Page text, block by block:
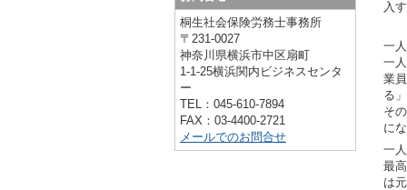
入
一
一
業
る
そ
に
一
最
は
桐生社会保険労務士事務所
〒231-0027
神奈川県横浜市中区扇町
1-1-25横浜関内ビジネスセンタ
ー
TEL：045-610-7894
FAX：03-4400-2721
メールでのお問合せ